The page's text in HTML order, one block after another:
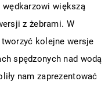
większą
z żebrami. W
kolejne wersje
spędzonych nad wodą
nam zaprezentować